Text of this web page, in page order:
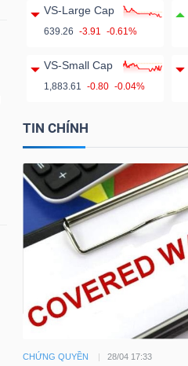
VS-Large Cap
639.26 -3.91 -0.61%
VS-Small Cap
1,883.61 -0.80 -0.04%
TIN CHÍNH
CHỨNG QUYỀN 28/04 17:33